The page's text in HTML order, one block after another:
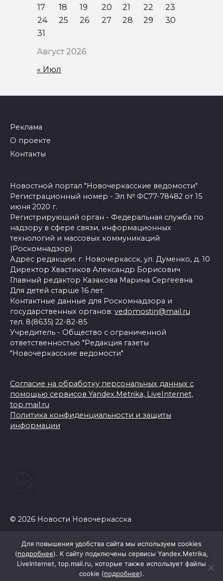
Август 2026
17
18 19 20 21 22
23
24
25 26 27 28 29
30
31
« Июл
Реклама
О проекте
Контакты
Новостной портал "Новочеркасские ведомости"
Регистрационный номер - Эл № ФС77-78482 от 15
июня 2020 г.
Регистрирующий орган - Федеральная служба по
надзору в сфере связи, информационных
технологий и массовых коммуникаций
(Роскомнадзор)
Адрес редакции: г. Новочеркасск, ул. Думенко, д. 10
Директор Хвастиков Александр Борисович
Главный редактор Казакова Марина Сергеевна
Для детей старше 16 лет.
Контактные данные для Роскомнадзора и
государственных органов: vedomostin@mail.ru
тел. 8(8635) 22-82-85
Учредитель - Общество с ограниченной
ответственностью "Редакция газеты
"Новочеркасские ведомости"
Согласие на обработку персональных данных с
помощью сервисов Yandex.Metrika, LiveInternet,
top.mail.ru
Политика конфиденциальности и защиты
информации
© 2026 Новости Новочеркасска
Для повышения удобства сайта мы используем cookies
(подробнее). К сайту подключены сервисы Yandex.Metrika,
LiveInternet, top.mail.ru, которые также использует файлы
cookie (подробнее).